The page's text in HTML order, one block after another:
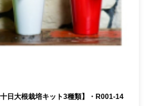
日大根栽培キット3種類】・R001-14